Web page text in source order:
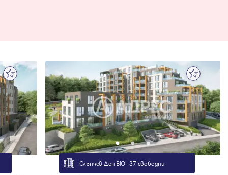
Слънчев Ден ВЮ - 37 свободни